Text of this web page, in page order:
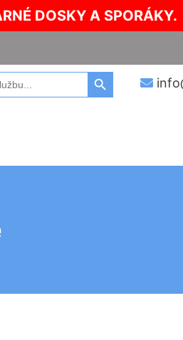
DOSKY A SPORÁKY.
Search Button